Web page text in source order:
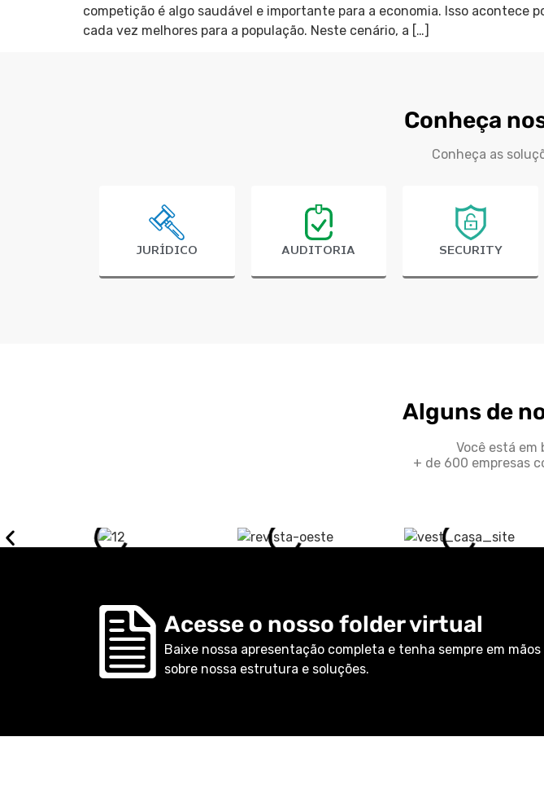
competição é algo saudável e importante para a economia. Isso acontece
cada vez melhores para a população. Neste cenário, a […]
Conheça
Conheça as
JURÍDICO AUDITORIA SECURITY
Alguns de
Você está em
+ de 600 empresas
Acesse o nosso folder virtual
Baixe nossa apresentação completa e tenha sempre em
sobre nossa estrutura e soluções.